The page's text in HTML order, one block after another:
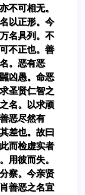
不可相无。
以正形。今
名具列。不
不正也。善
。恶有恶
凶愚。命恶
圣贤仁智之
名。以求顽
恶尽然有
差也。故曰
而检虚实者
用彼而失。
察。今亲贤
善恶之名宜